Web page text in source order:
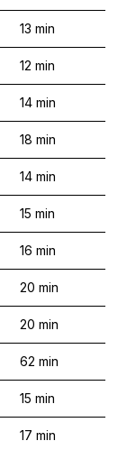
13 min
12 min
14 min
18 min
14 min
15 min
16 min
20 min
20 min
62 min
15 min
17 min